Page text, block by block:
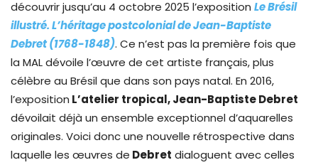
découvrir jusqu’au 4 octobre 2025 l’exposition Le Brésil
illustré. L’héritage postcolonial de Jean-Baptiste
Debret (1768-1848). Ce n’est pas la première fois que
la MAL dévoile l’œuvre de cet artiste français, plus
célèbre au Brésil que dans son pays natal. En 2016,
l’exposition L’atelier tropical, Jean-Baptiste Debret
dévoilait déjà un ensemble exceptionnel d’aquarelles
originales. Voici donc une nouvelle rétrospective dans
laquelle les œuvres de Debret dialoguent avec celles